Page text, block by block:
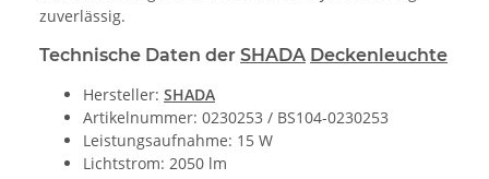
zuverlässig.
Technische Daten der SHADA Deckenleuchte
Hersteller: SHADA
Artikelnummer: 0230253 / BS104-0230253
Leistungsaufnahme: 15 W
Lichtstrom: 2050 lm